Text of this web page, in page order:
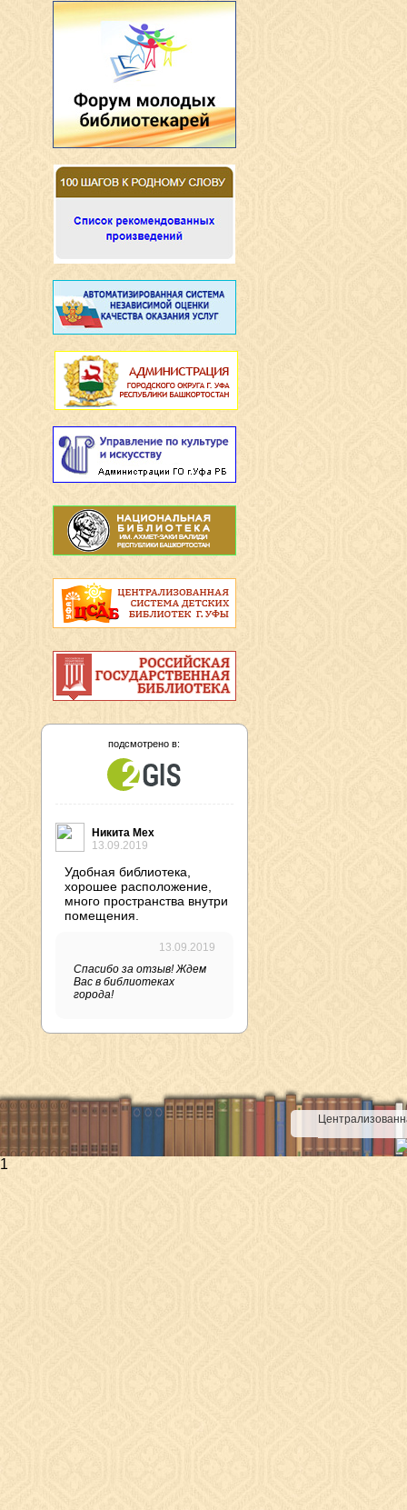
подсмотрено в:
Никита Мех
13.09.2019
Удобная библиотека,
хорошее расположение,
много пространства внутри
помещения.
13.09.2019
Спасибо за отзыв! Ждем
Вас в библиотеках
города!
1